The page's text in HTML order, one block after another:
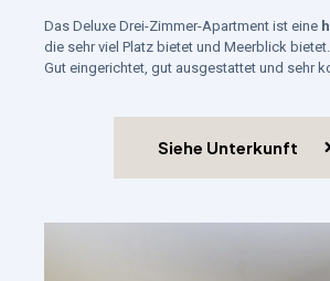
Das Deluxe Drei-Zimmer-Apartment ist eine
die sehr viel Platz bietet und Meerblick bietet.
Gut eingerichtet, gut ausgestattet und sehr
Siehe Unterkunft